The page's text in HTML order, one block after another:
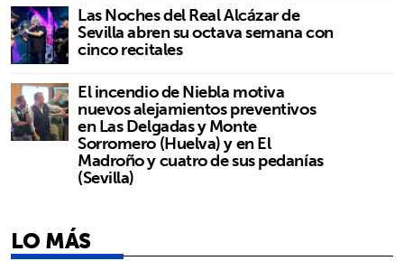
Las Noches del Real Alcázar de
Sevilla abren su octava semana con
cinco recitales
El incendio de Niebla motiva
nuevos alejamientos preventivos
en Las Delgadas y Monte
Sorromero (Huelva) y en El
Madroño y cuatro de sus pedanías
(Sevilla)
LO MÁS